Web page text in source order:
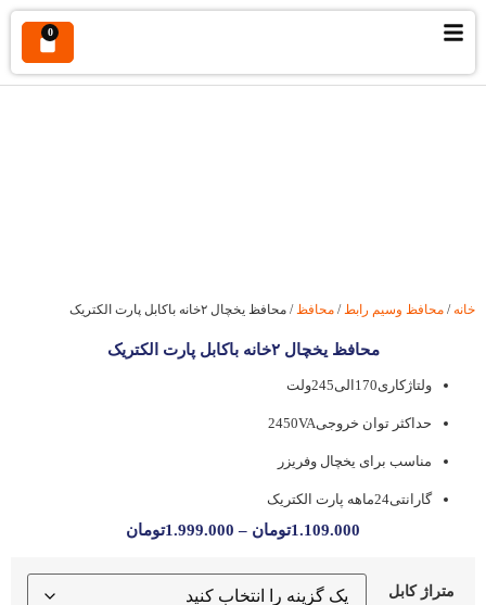
0
خانه/ محافظ وسیم رابط/ محافظ/ محافظ یخچال ۲خانه باکابل پارت الکتریک
محافظ یخچال ۲خانه باکابل پارت الکتریک
ولتاژکاری170الی245ولت
حداکثر توان خروجی2450VA
مناسب برای یخچال وفریزر
گارانتی24ماهه پارت الکتریک
1.109.000تومان –
1.999.000تومان
متراژ کابل